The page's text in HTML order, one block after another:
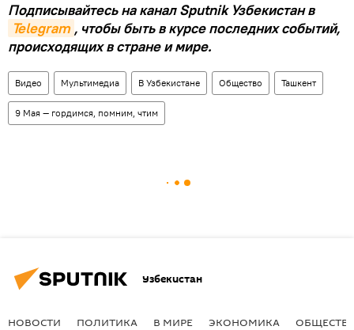
Подписывайтесь на канал Sputnik Узбекистан в
Telegram , чтобы быть в курсе последних событий,
происходящих в стране и мире.
Видео Мультимедиа В Узбекистане Общество Ташкент
9 Мая — гордимся, помним, чтим
Узбекистан
НОВОСТИ ПОЛИТИКА В МИРЕ ЭКОНОМИКА